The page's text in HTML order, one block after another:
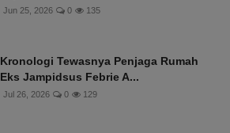
Jun 25, 2026 0 135
Kronologi Tewasnya Penjaga Rumah
Eks Jampidsus Febrie A...
Jul 26, 2026 0 129